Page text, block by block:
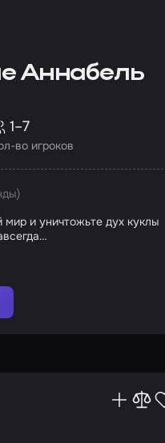
Аннабель
во игроков
1–7
мир и уничтожьте дух куклы